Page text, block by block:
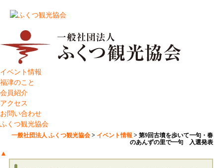
イベント情報
福津のこと
会員紹介
アクセス
お問い合わせ
ふくつ観光協会
一般社団法人 ふくつ観光協会 > イベント情報 >第9回古墳を歩いて一句・春
のあんずの里で一句 入選発表
▲